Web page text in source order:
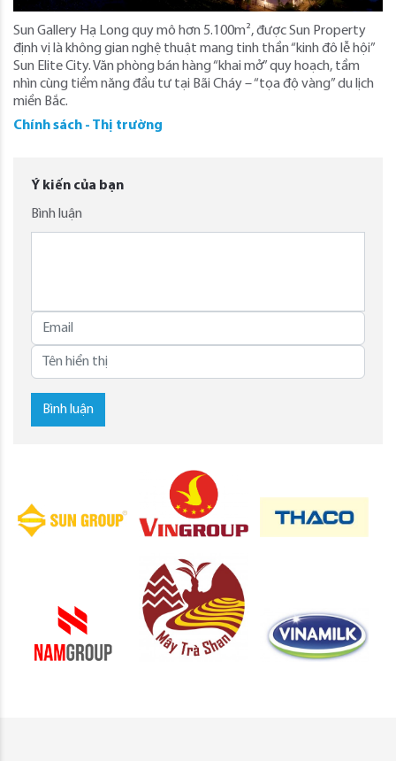
Sun Gallery Hạ Long quy mô hơn 5.100m², được Sun Property
định vị là không gian nghệ thuật mang tinh thần “kinh đô lễ hội”
Sun Elite City. Văn phòng bán hàng “khai mở” quy hoạch, tầm
nhìn cùng tiềm năng đầu tư tại Bãi Cháy – “tọa độ vàng” du lịch
miền Bắc.
Chính sách - Thị trường
Ý kiến của bạn
Bình luận
Bình luận